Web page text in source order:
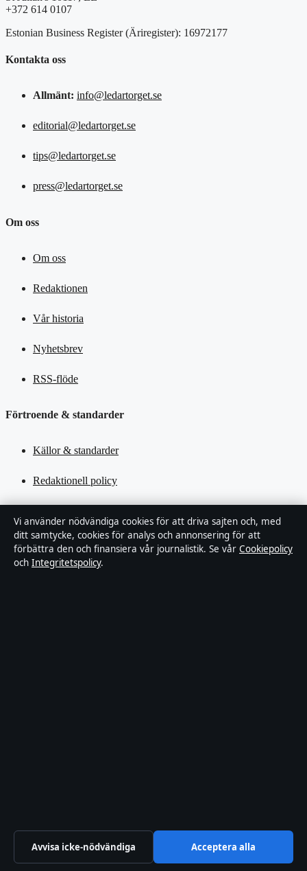
+372 614 0107
Estonian Business Register (Äriregister): 16972177
Kontakta oss
Allmänt: info@ledartorget.se
editorial@ledartorget.se
tips@ledartorget.se
press@ledartorget.se
Om oss
Om oss
Redaktionen
Vår historia
Nyhetsbrev
RSS-flöde
Förtroende & standarder
Källor & standarder
Redaktionell policy
Tillgänglighetsredogörelse
Kändisar & integritet
Vi använder nödvändiga cookies för att driva sajten och, med
ditt samtycke, cookies för analys och annonsering för att
förbättra den och finansiera vår journalistik. Se vår Cookiepolicy
och Integritetspolicy.
Avvisa icke-nödvändiga Acceptera alla